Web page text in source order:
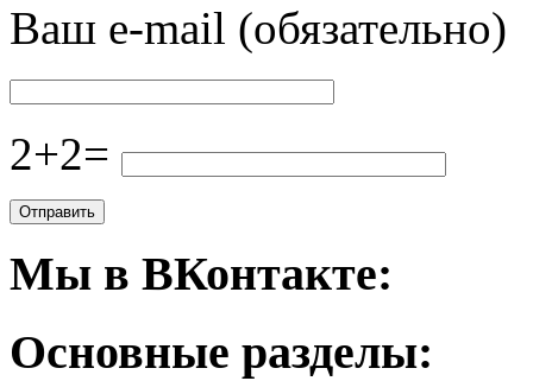
Ваш e-mail (обязательно)
2+2=
Мы в ВКонтакте:
Основные разделы: